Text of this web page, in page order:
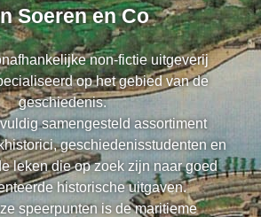
Soeren en Co
non-fictie uitgeverij
op het gebied van de
geschiedenis.
samengesteld assortiment
geschiedenisstudenten en
leken die op zoek zijn naar goed
historische uitgaven.
speerpunten is de maritieme